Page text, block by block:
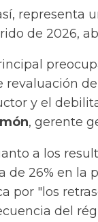
representa
de 2026,
revaluación
y el
, gerente
a los
de 26% en la
por "los
del